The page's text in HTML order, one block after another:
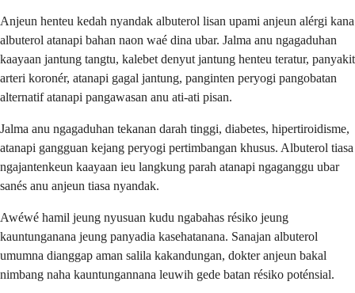
Anjeun henteu kedah nyandak albuterol lisan upami anjeun alérgi kana
albuterol atanapi bahan naon waé dina ubar. Jalma anu ngagaduhan
kaayaan jantung tangtu, kalebet denyut jantung henteu teratur, panyakit
arteri koronér, atanapi gagal jantung, panginten peryogi pangobatan
alternatif atanapi pangawasan anu ati-ati pisan.
Jalma anu ngagaduhan tekanan darah tinggi, diabetes, hipertiroidisme,
atanapi gangguan kejang peryogi pertimbangan khusus. Albuterol tiasa
ngajantenkeun kaayaan ieu langkung parah atanapi ngaganggu ubar
sanés anu anjeun tiasa nyandak.
Awéwé hamil jeung nyusuan kudu ngabahas résiko jeung
kauntunganana jeung panyadia kasehatanana. Sanajan albuterol
umumna dianggap aman salila kakandungan, dokter anjeun bakal
nimbang naha kauntungannana leuwih gede batan résiko poténsial.